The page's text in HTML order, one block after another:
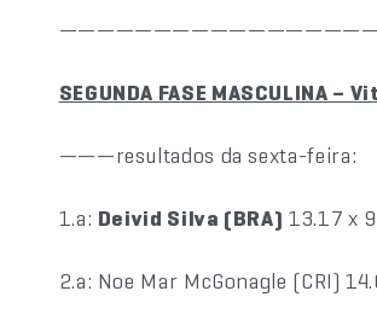
SEGUNDA FASE
———resultados da sexta-feira:
1.a: Deivid Silva (BRA) 13.17 x
2.a: Noe Mar McGonagle (CRI)